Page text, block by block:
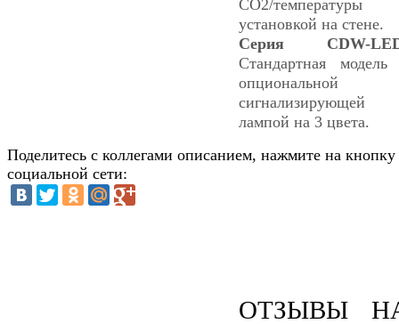
СО2/температуры
установкой на стене.
Серия CDW-
Стандартная модель
опциональной
сигнализирующей
лампой на 3 цвета.
Поделитесь с коллегами описанием, нажмите на кнопку
социальной сети:
ОТЗЫВЫ